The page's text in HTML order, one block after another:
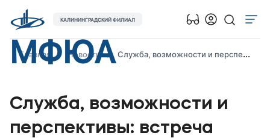
МФЮА
КАЛИНИНГРАДСКИЙ ФИЛИАЛ
Об университете
Абитуриенту
Наука
Главная Новости Служба, возможности и перспективы: встреча студентов МФЮА с сотрудником Росгвардии
Служба, возможности и
перспективы: встреча